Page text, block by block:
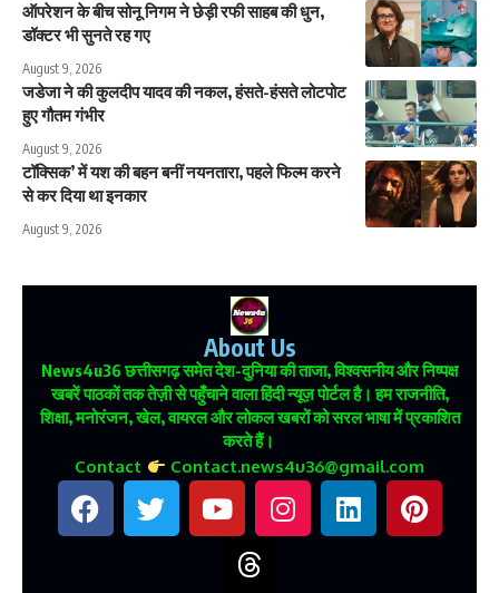
ऑपरेशन के बीच सोनू निगम ने छेड़ी रफी साहब की धुन,
डॉक्टर भी सुनते रह गए
August 9, 2026
जडेजा ने की कुलदीप यादव की नकल, हंसते-हंसते लोटपोट
हुए गौतम गंभीर
August 9, 2026
टॉक्सिक’ में यश की बहन बनीं नयनतारा, पहले फिल्म करने
से कर दिया था इनकार
August 9, 2026
About Us
News4u36छत्तीसगढ़ समेत देश-दुनिया की ताजा, विश्वसनीय और निष्पक्ष
खबरें पाठकों तक तेज़ी से पहुँचाने वाला हिंदी न्यूज़ पोर्टल है। हम राजनीति,
शिक्षा, मनोरंजन, खेल, वायरल और लोकल खबरों को सरल भाषा में प्रकाशित
करते हैं।
Contact Contact.news4u36@gmail.com